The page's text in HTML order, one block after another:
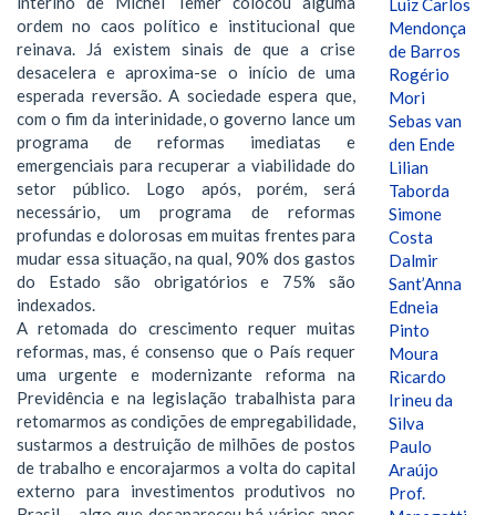
ordem no caos político e institucional que
reinava. Já existem sinais de que a crise
desacelera e aproxima-se o início de uma
esperada reversão. A sociedade espera que,
com o fim da interinidade, o governo lance um
programa de reformas imediatas e
emergenciais para recuperar a viabilidade do
setor público. Logo após, porém, será
necessário, um programa de reformas
profundas e dolorosas em muitas frentes para
mudar essa situação, na qual, 90% dos gastos
do Estado são obrigatórios e 75% são
indexados.
A retomada do crescimento requer muitas
reformas, mas, é consenso que o País requer
uma urgente e modernizante reforma na
Previdência e na legislação trabalhista para
retomarmos as condições de empregabilidade,
sustarmos a destruição de milhões de postos
de trabalho e encorajarmos a volta do capital
externo para investimentos produtivos no
Luiz Carlos
Mendonça
de Barros
Rogério
Mori
Sebas van
den Ende
Lilian
Taborda
Simone
Costa
Dalmir
Sant’Anna
Edneia
Pinto
Moura
Ricardo
Irineu da
Silva
Paulo
Araújo
Prof.